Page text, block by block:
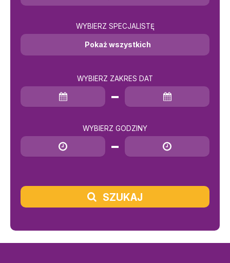
WYBIERZ SPECJALISTĘ
Pokaż wszystkich
WYBIERZ ZAKRES DAT
Data rozpoczęcia
Data zakończenia
WYBIERZ GODZINY
Godzina rozpoczęcia
Godzina zakończenia
SZUKAJ